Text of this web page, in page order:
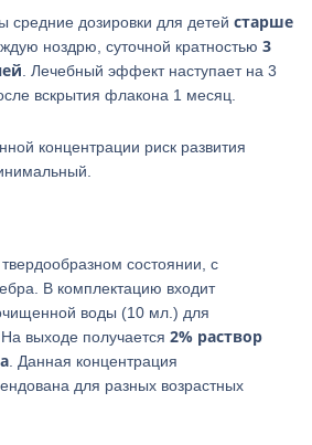
средние дозировки для детейстарше
ноздрю, суточной кратностью3
. Лечебный эффект наступает на 3
вскрытия флакона 1 месяц.
концентрации риск развития
состоянии, с
В комплектацию входит
воды (10 мл.) для
На выходе получается2% раствор
. Данная концентрация
для разных возрастных